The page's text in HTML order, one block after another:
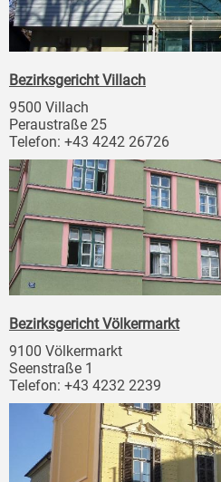
Bezirksgericht Villach
9500 Villach
Peraustraße 25
Telefon: +43 4242 26726
Bezirksgericht Völkermarkt
9100 Völkermarkt
Seenstraße 1
Telefon: +43 4232 2239